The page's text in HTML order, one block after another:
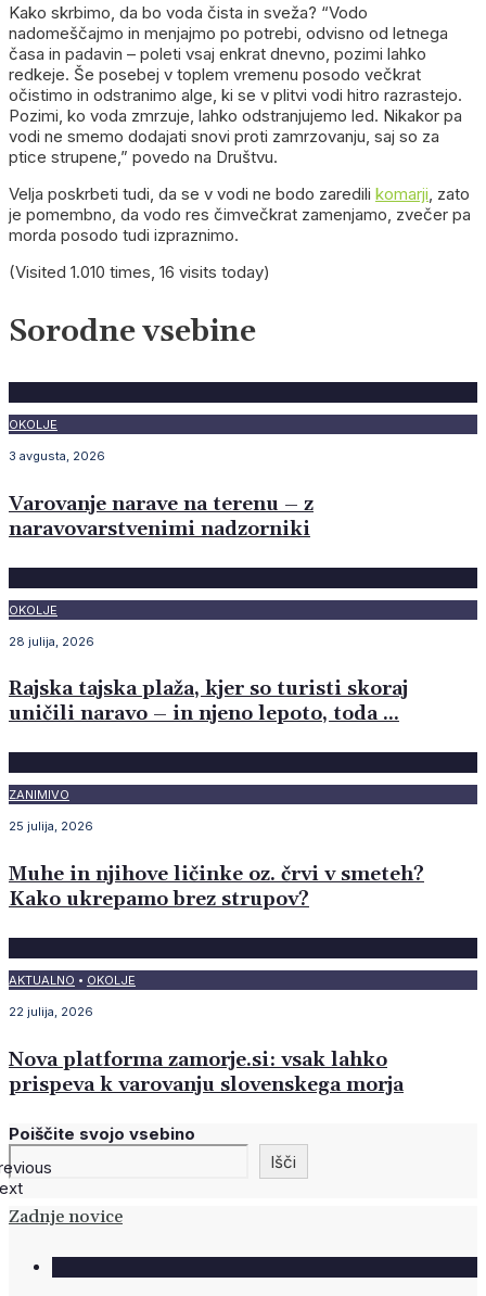
Kako skrbimo, da bo voda čista in sveža? “Vodo
nadomeščajmo in menjajmo po potrebi, odvisno od letnega
časa in padavin – poleti vsaj enkrat dnevno, pozimi lahko
redkeje. Še posebej v toplem vremenu posodo večkrat
očistimo in odstranimo alge, ki se v plitvi vodi hitro razrastejo.
Pozimi, ko voda zmrzuje, lahko odstranjujemo led. Nikakor pa
vodi ne smemo dodajati snovi proti zamrzovanju, saj so za
ptice strupene,” povedo na Društvu.
Velja poskrbeti tudi, da se v vodi ne bodo zaredili komarji , zato
je pomembno, da vodo res čimvečkrat zamenjamo, zvečer pa
morda posodo tudi izpraznimo.
(Visited 1.010 times, 16 visits today)
Sorodne vsebine
OKOLJE
3 avgusta, 2026
Varovanje narave na terenu – z
naravovarstvenimi nadzorniki
OKOLJE
28 julija, 2026
Rajska tajska plaža, kjer so turisti skoraj
uničili naravo – in njeno lepoto, toda …
ZANIMIVO
25 julija, 2026
Muhe in njihove ličinke oz. črvi v smeteh?
Kako ukrepamo brez strupov?
AKTUALNO • OKOLJE
22 julija, 2026
Nova platforma zamorje.si: vsak lahko
prispeva k varovanju slovenskega morja
Poiščite svojo vsebino
Išči
Zadnje novice